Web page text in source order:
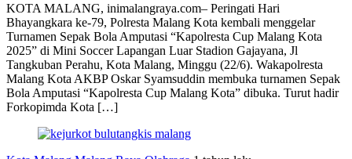
KOTA MALANG, inimalangraya.com– Peringati Hari
Bhayangkara ke-79, Polresta Malang Kota kembali menggelar
Turnamen Sepak Bola Amputasi “Kapolresta Cup Malang Kota
2025” di Mini Soccer Lapangan Luar Stadion Gajayana, Jl
Tangkuban Perahu, Kota Malang, Minggu (22/6). Wakapolresta
Malang Kota AKBP Oskar Syamsuddin membuka turnamen Sepak
Bola Amputasi “Kapolresta Cup Malang Kota” dibuka. Turut hadir
Forkopimda Kota […]